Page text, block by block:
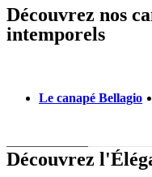
Next
page
BlancTissuMétalCuirChêne
Découvrez nos
intemporels
Le canapé Bellagio
Découvrez